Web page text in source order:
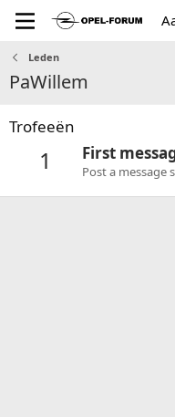
Leden
PaWillem
Trofeeën
1 First
Post a message